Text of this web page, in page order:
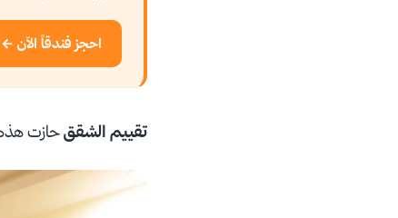
احجز فندقاً الآن ←
تقييم الشققحازت